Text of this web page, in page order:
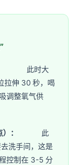
此时大
拉伸 30 秒，喝
调整氧气供
：
此
洗手间，这是
控制在 3-5 分